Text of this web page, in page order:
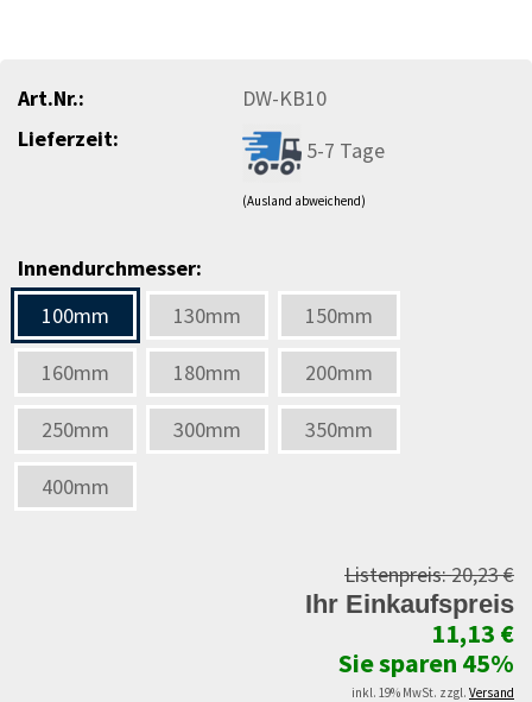
Art.Nr.:
DW-KB10
Lieferzeit:
5-7 Tage
(Ausland abweichend)
Innendurchmesser:
100mm
130mm 150mm
160mm 180mm 200mm
250mm 300mm 350mm
400mm
Listenpreis:20,23 €
Ihr Einkaufspreis
11,13 €
Sie sparen 45%
inkl. 19% MwSt. zzgl. Versand